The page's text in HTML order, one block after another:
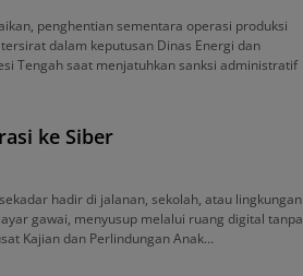
penghentian sementara operasi produksi
dalam keputusan Dinas Energi dan
Tengah saat menjatuhkan sanksi administratif
ke Siber
hadir di jalanan, sekolah, atau lingkungan
gawai, menyusup melalui ruang digital tanpa
Kajian dan Perlindungan Anak…